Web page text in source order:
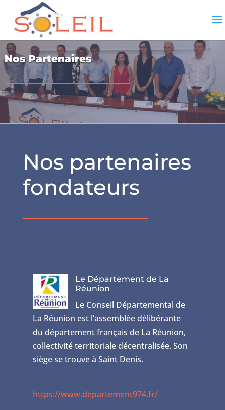
Nos Partenaires
Nos partenaires
fondateurs
Le Département de La
Réunion
Le Conseil Départemental de
La Réunion est l’assemblée délibérante
du département français de La Réunion,
collectivité territoriale décentralisée. Son
siège se trouve à Saint Denis.
https://www.departement974.fr/